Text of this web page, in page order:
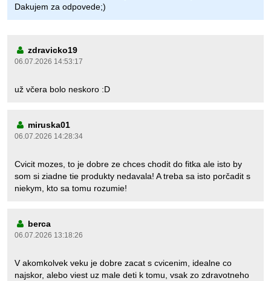
Dakujem za odpovede;)
zdravicko19
06.07.2026 14:53:17
už včera bolo neskoro :D
miruska01
06.07.2026 14:28:34
Cvicit mozes, to je dobre ze chces chodit do fitka ale isto by
som si ziadne tie produkty nedavala! A treba sa isto porčadit s
niekym, kto sa tomu rozumie!
berca
06.07.2026 13:18:26
V akomkolvek veku je dobre zacat s cvicenim, idealne co
najskor, alebo viest uz male deti k tomu, vsak zo zdravotneho